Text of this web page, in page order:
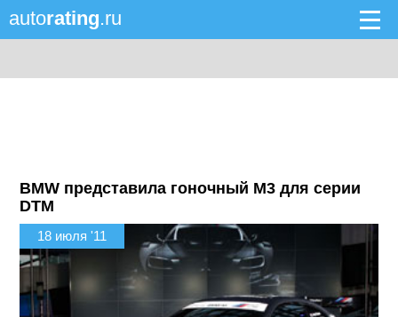
autorating.ru
BMW представила гоночный M3 для серии
DTM
18 июля '11